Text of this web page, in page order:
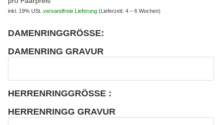
inkl. 19% USt. versandfreie Lieferung (Lieferzeit: 4 – 6 Wochen)
DAMENRINGGRÖSSE:
DAMENRING GRAVUR
HERRENRINGGRÖSSE :
HERRENRINGG GRAVUR